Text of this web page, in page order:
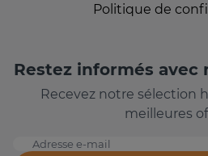
Politique de
Restez informés
Recevez notre sélection
meilleures
Adresse e-mail